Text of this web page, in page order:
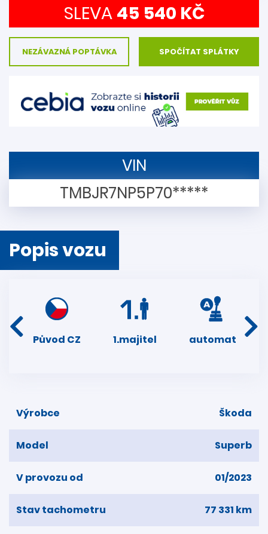
SLEVA 45 540 KČ
NEZÁVAZNÁ POPTÁVKA SPOČÍTAT SPLÁTKY
VIN
TMBJR7NP5P70*****
Popis vozu
Původ CZ 1.majitel automat
Výrobce Škoda
Model Superb
V provozu od 01/2023
Stav tachometru 77 331 km